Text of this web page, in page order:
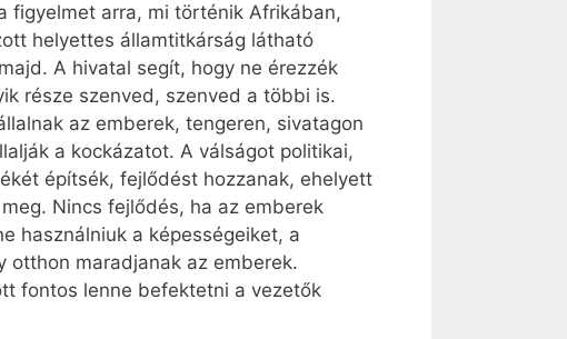
figyelmet arra, mi történik Afrikában,
helyettes államtitkárság látható
A hivatal segít, hogy ne érezzék
része szenved, szenved a többi is.
az emberek, tengeren, sivatagon
a kockázatot. A válságot politikai,
építsék, fejlődést hozzanak, ehelyett
Nincs fejlődés, ha az emberek
használniuk a képességeiket, a
otthon maradjanak az emberek.
fontos lenne befektetni a vezetők